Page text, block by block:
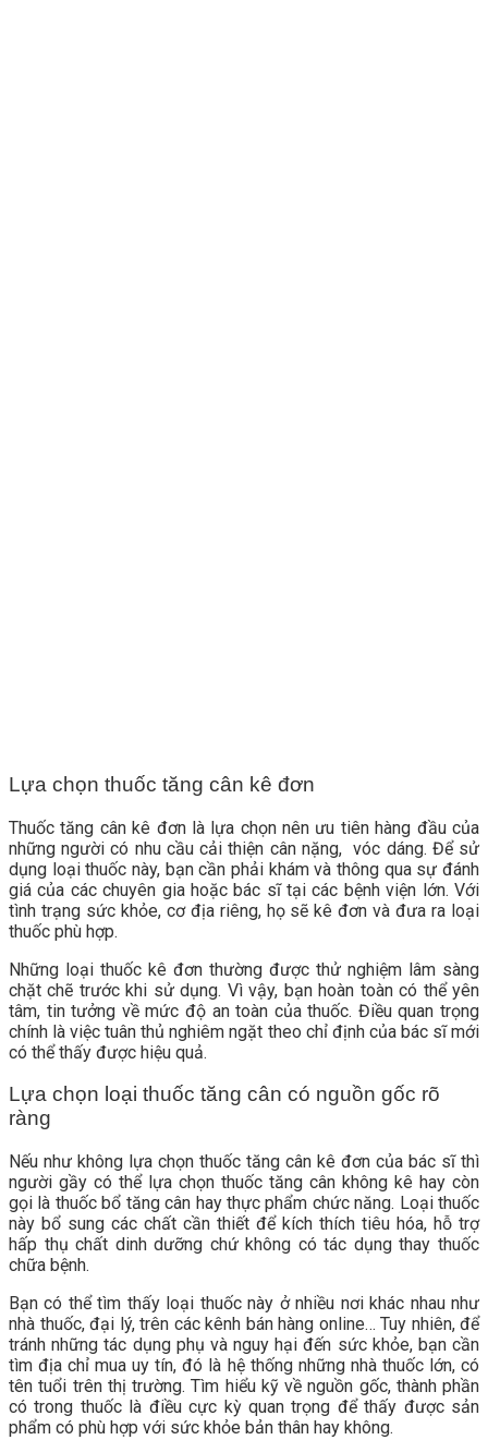
Lựa chọn thuốc tăng cân kê đơn
Thuốc tăng cân kê đơn là lựa chọn nên ưu tiên hàng đầu của
những người có nhu cầu cải thiện cân nặng, vóc dáng. Để sử
dụng loại thuốc này, bạn cần phải khám và thông qua sự đánh
giá của các chuyên gia hoặc bác sĩ tại các bệnh viện lớn. Với
tình trạng sức khỏe, cơ địa riêng, họ sẽ kê đơn và đưa ra loại
thuốc phù hợp.
Những loại thuốc kê đơn thường được thử nghiệm lâm sàng
chặt chẽ trước khi sử dụng. Vì vậy, bạn hoàn toàn có thể yên
tâm, tin tưởng về mức độ an toàn của thuốc. Điều quan trọng
chính là việc tuân thủ nghiêm ngặt theo chỉ định của bác sĩ mới
có thể thấy được hiệu quả.
Lựa chọn loại thuốc tăng cân có nguồn gốc rõ
ràng
Nếu như không lựa chọn thuốc tăng cân kê đơn của bác sĩ thì
người gầy có thể lựa chọn thuốc tăng cân không kê hay còn
gọi là thuốc bổ tăng cân hay thực phẩm chức năng. Loại thuốc
này bổ sung các chất cần thiết để kích thích tiêu hóa, hỗ trợ
hấp thụ chất dinh dưỡng chứ không có tác dụng thay thuốc
chữa bệnh.
Bạn có thể tìm thấy loại thuốc này ở nhiều nơi khác nhau như
nhà thuốc, đại lý, trên các kênh bán hàng online… Tuy nhiên, để
tránh những tác dụng phụ và nguy hại đến sức khỏe, bạn cần
tìm địa chỉ mua uy tín, đó là hệ thống những nhà thuốc lớn, có
tên tuổi trên thị trường. Tìm hiểu kỹ về nguồn gốc, thành phần
có trong thuốc là điều cực kỳ quan trọng để thấy được sản
phẩm có phù hợp với sức khỏe bản thân hay không.